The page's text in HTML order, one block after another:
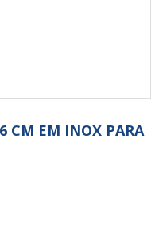
CM EM INOX PARA